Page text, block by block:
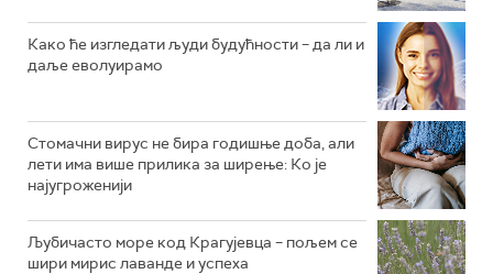
Како ће изгледати људи будућности – да ли и
даље еволуирамо
Стомачни вирус не бира годишње доба, али
лети има више прилика за ширење: Ко је
најугроженији
Љубичасто море код Крагујевца – пољем се
шири мирис лаванде и успеха